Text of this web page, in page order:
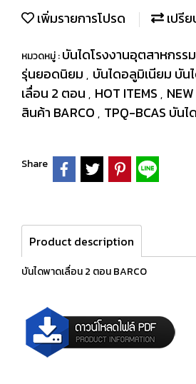
เพิ่มรายการโปรด เปรี
หมวดหมู่ :บันไดโรงงานอุตสาหกรรม
รุ่นยอดนิยม , บันไดอลูมิเนียม บัน
เลื่อน 2 ตอน , HOT ITEMS ,
สินค้า BARCO , TPQ-BCAS บัน
Share
Product description
บันไดพาดเลื่อน 2 ตอน BARCO